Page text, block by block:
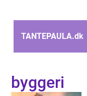
TANTEPAULA.dk
byggeri